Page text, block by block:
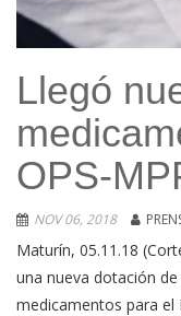
Llegó
OPS-
NOV 06, 2018
Maturín, 05.11.18
una nueva dotación
medicamentos para el